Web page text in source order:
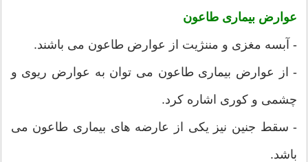
عوارض بیماری طاعون
- آبسه مغزی و مننژیت از عوارض طاعون می باشند.
- از عوارض بیماری طاعون می توان به عوارض ریوی و
چشمی و کوری اشاره کرد.
- سقط جنین نیز یکی از عارضه های بیماری طاعون می
باشد.